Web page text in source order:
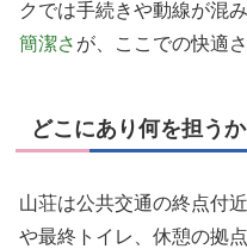
クでは手続きや動線が混み
簡潔さ が、ここでの快適
どこにあり何を担うか
山荘は公共交通の終点付
や最終トイレ、休憩の拠